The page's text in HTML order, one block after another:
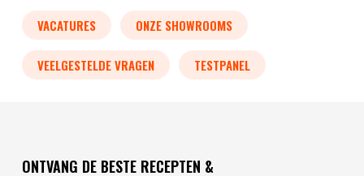
VACATURES ONZE SHOWROOMS
VEELGESTELDE VRAGEN TESTPANEL
ONTVANG DE BESTE RECEPTEN &